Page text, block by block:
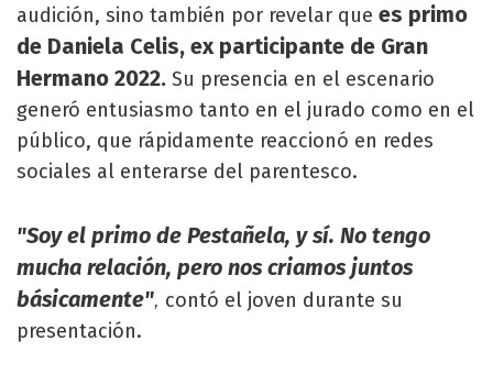
audición, sino también por revelar que es primo
de Daniela Celis, ex participante de Gran
Hermano 2022. Su presencia en el escenario
generó entusiasmo tanto en el jurado como en el
público, que rápidamente reaccionó en redes
sociales al enterarse del parentesco.
"Soy el primo de Pestañela, y sí. No tengo
mucha relación, pero nos criamos juntos
básicamente", contó el joven durante su
presentación.